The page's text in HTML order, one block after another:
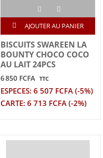
AJOUTER AU PANIER
BISCUITS SWAREEN LA
BOUNTY CHOCO COCO
AU LAIT 24PCS
6 850 FCFA TTC
ESPECES: 6 507 FCFA (-5%)
CARTE: 6 713 FCFA (-2%)